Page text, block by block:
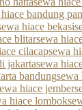
bandung
hiace bekasi
blitarsewa
cilacapsewa
jakartasewa
bandungsewa
hiace jember
hiace lombok